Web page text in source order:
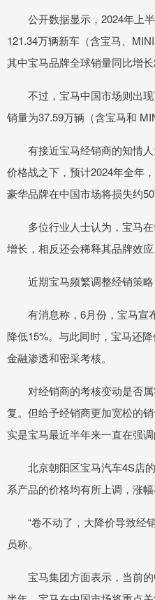
公开数据显示，2024年上半
121.34万辆新车（含宝马、
其中宝马品牌全球销量同比增长
不过，宝马中国市场则出现
销量为37.59万辆（含宝马和
有接近宝马经销商的知情人
价格战之下，预计2024年全年
豪华品牌在中国市场将损失约50
多位行业人士认为，宝马在
增长，相反还会稀释其品牌效应
近期宝马频繁调整经销策略
有消息称，6月份，宝马宣
降低15%。与此同时，宝马还
金融渗透和密采考核。
对经销商的考核变动是否属
复。但给予经销商更加宽松的
实是宝马最近半年来一直在强调
北京朝阳区宝马汽车4S店的
系产品的价格均有所上调，涨
“卷不动了，大降价导致经销
员称。
宝马集团方面表示，当前的